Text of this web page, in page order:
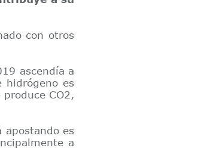
con otros
ascendía a
hidrógeno es
CO2,
apostando es
a